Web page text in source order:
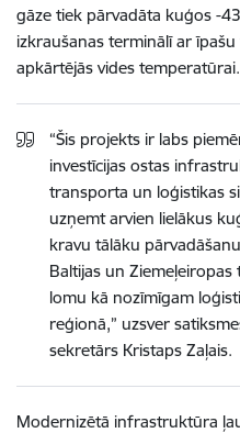
gāze tiek pārvadāta kuģos -43
izkraušanas terminālī ar
apkārtējās vides temperatūrai.
“Šis projekts ir labs
investīcijas ostas
transporta un loģistikas
uzņemt arvien lielākus
kravu tālāku
Baltijas un Ziemeļeiropas
lomu kā nozīmīgam
reģionā,” uzsver
sekretārs Kristaps Zaļais.
Modernizētā infrastruktūra